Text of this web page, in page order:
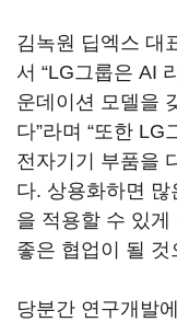
김녹원 딥엑스 대
서 “LG그룹은 AI
운데이션 모델을
다”라며 “또한
전자기기 부품을
다. 상용화하면
을 적용할 수 있게
좋은 협업이 될 것
당분간 연구개발